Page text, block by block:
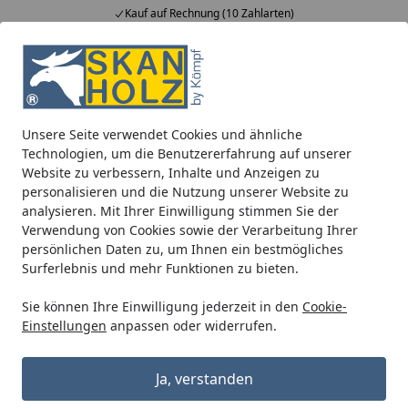
Unsere Seite verwendet Cookies und ähnliche
Technologien, um die Benutzererfahrung auf unserer
Website zu verbessern, Inhalte und Anzeigen zu
personalisieren und die Nutzung unserer Website zu
analysieren. Mit Ihrer Einwilligung stimmen Sie der
Verwendung von Cookies sowie der Verarbeitung Ihrer
persönlichen Daten zu, um Ihnen ein bestmögliches
Surferlebnis und mehr Funktionen zu bieten.
Sie können Ihre Einwilligung jederzeit in den Cookie-
Einstellungen anpassen oder widerrufen.
Ja, verstanden
Kauf auf Rechnung (10 Zahlarten)
Alle Produkte
Mein Konto
Suchen
Startseite
Blockbohlenhäuser Zubehör für Blockbohlenhäuser
Kunststoff Dachrinnenset für Skan
Holz Gartenhaus Faro